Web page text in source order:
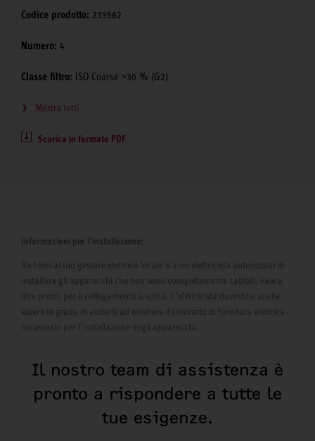
Codice prodotto: 239562
Numero: 4
Classe filtro: ISO Coarse >30 % (G2)
Mostra tutti
Scarica in formato PDF
Informazioni per l’installazione:
Richiedi al tuo gestore elettrico locale o a un elettricista autorizzato di
installare gli apparecchi che non sono completamente cablati, vale a
dire pronti per il collegamento a spina. L’elettricista dovrebbe anche
essere in grado di aiutarti ad ottenere il contratto di fornitura elettrica
necessario per l’installazione degli apparecchi.
Il nostro team di assistenza è
pronto a rispondere a tutte le
tue esigenze.